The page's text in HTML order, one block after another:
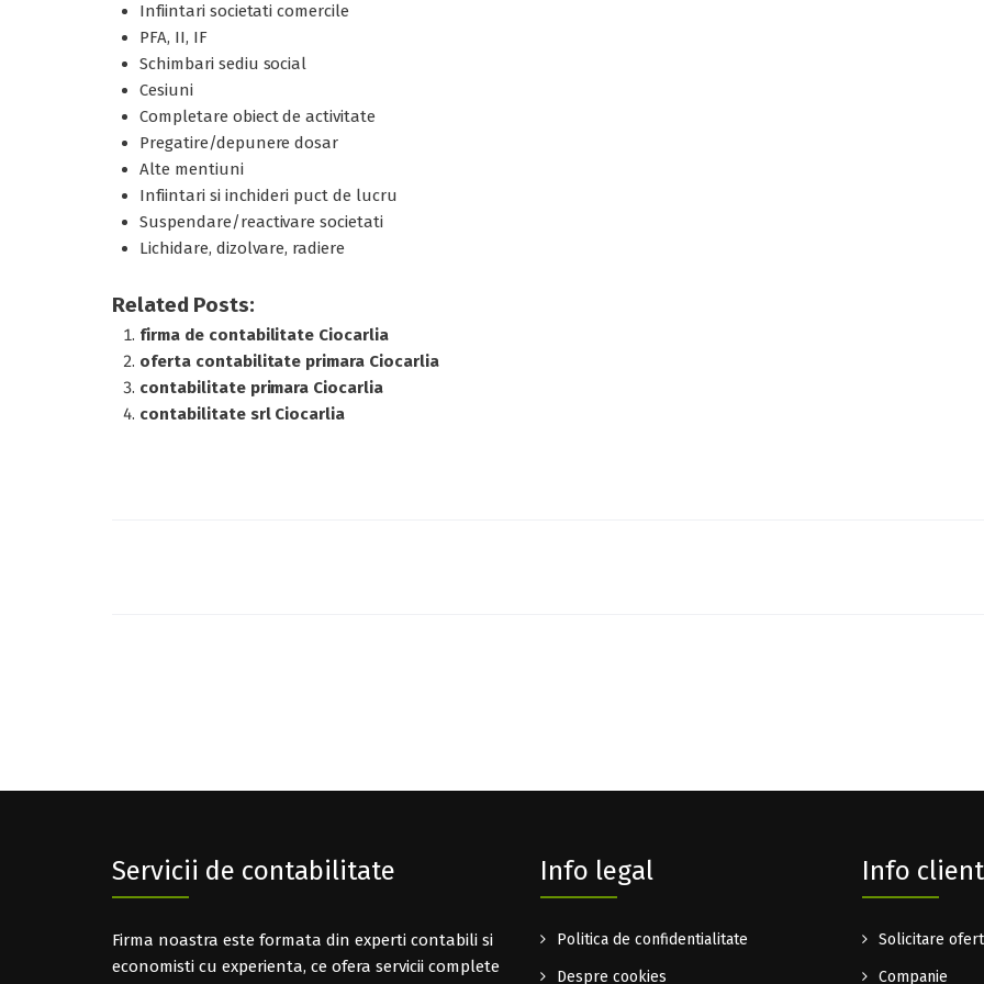
Infiintari societati comercile
PFA, II, IF
Schimbari sediu social
Cesiuni
Completare obiect de activitate
Pregatire/depunere dosar
Alte mentiuni
Infiintari si inchideri puct de lucru
Suspendare/reactivare societati
Lichidare, dizolvare, radiere
Related Posts:
firma de contabilitate Ciocarlia
oferta contabilitate primara Ciocarlia
contabilitate primara Ciocarlia
contabilitate srl Ciocarlia
Servicii de contabilitate
Firma noastra este formata din experti contabili si
economisti cu experienta, ce ofera servicii complete
Info legal
Politica de confidentialitate
Despre cookies
Info client
Solicitare
Companie